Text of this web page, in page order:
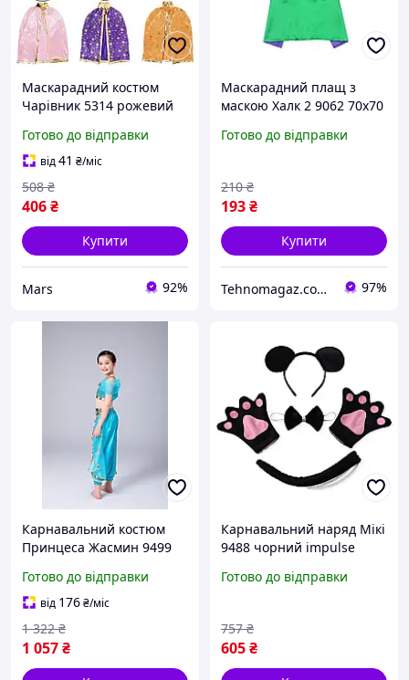
Маскарадний костюм
Чарівник 5314 рожевий
Готово до відправки
від41 ₴/міс
406₴
508 ₴
Купити
Mars 92%
Маскарадний плащ з
маскою Халк 2 9062 70х70
Готово до відправки
193₴
210 ₴
Купити
Tehnomagaz.com.ua - це передовий інтернет-магазин, спеціалізуючийся на продажу техніки 97%
Карнавальний костюм
Принцеса Жасмин 9499
Готово до відправки
від 176₴/міс
1 057₴
1 322 ₴
Карнавальний наряд Мікі
9488 чорний impulse
Готово до відправки
605₴
757 ₴